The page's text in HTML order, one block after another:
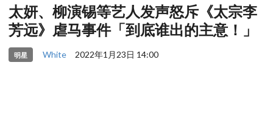
太妍、柳演锡等艺人发声怒斥《太宗李
芳远》虐马事件「到底谁出的主意！」
明星 White 2022年1月23日 14:00